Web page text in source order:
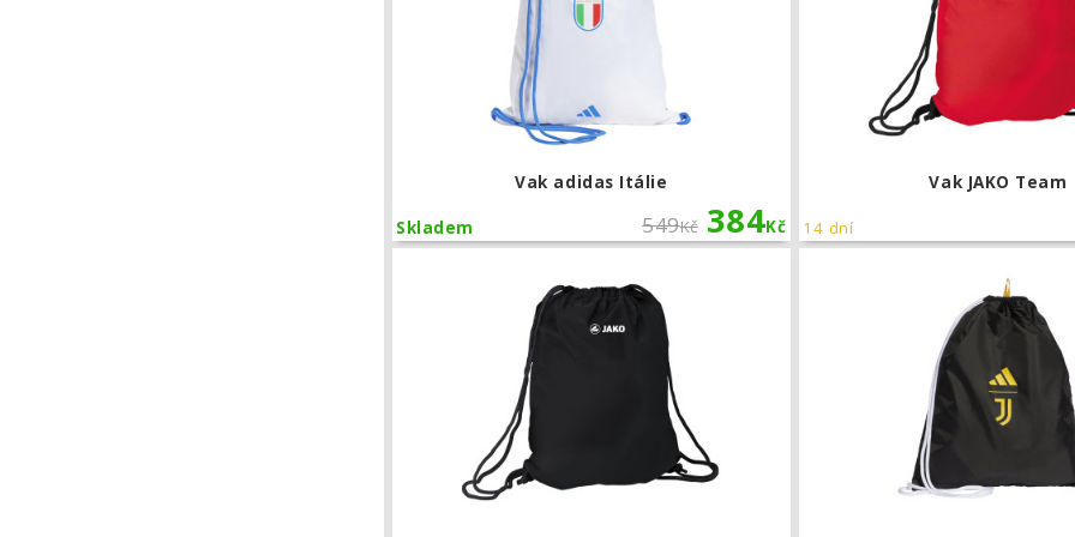
Vak adidas Itálie
549Kč 384Kč
Skladem
Vak JAKO Team
14 dní